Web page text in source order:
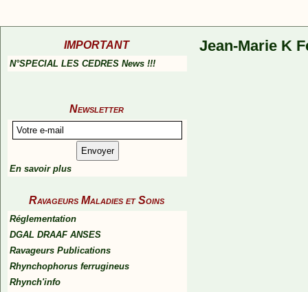
IMPORTANT
N°SPECIAL LES CEDRES News !!!
Newsletter
En savoir plus
Ravageurs Maladies et Soins
Réglementation
DGAL DRAAF ANSES
Ravageurs Publications
Rhynchophorus ferrugineus
Rhynch'info
Jean-Marie K